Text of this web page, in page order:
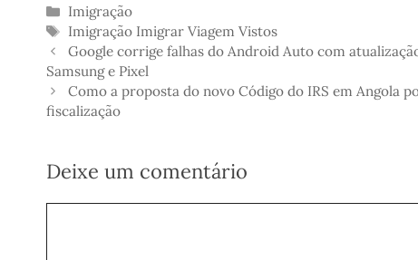
Categorias
Imigração
Etiquetas
Imigração Imigrar Viagem Vistos
Google corrige falhas do Android Auto com
Samsung e Pixel
Como a proposta do novo Código do IRS em Angola
fiscalização
Deixe um comentário